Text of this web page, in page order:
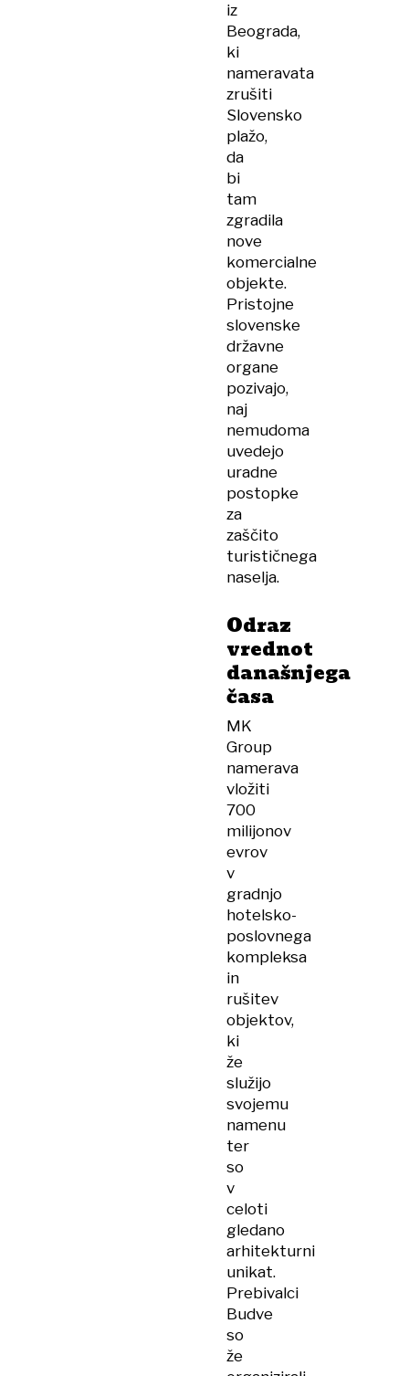
iz
Beograda,
ki
nameravata
zrušiti
Slovensko
plažo,
da
bi
tam
zgradila
nove
komercialne
objekte.
Pristojne
slovenske
državne
organe
pozivajo,
naj
nemudoma
uvedejo
uradne
postopke
za
zaščito
turističnega
naselja.
Odraz
vrednot
današnjega
časa
MK
Group
namerava
vložiti
700
milijonov
evrov
v
gradnjo
hotelsko-
poslovnega
kompleksa
in
rušitev
objektov,
ki
že
služijo
svojemu
namenu
ter
so
v
celoti
gledano
arhitekturni
unikat.
Prebivalci
Budve
so
že